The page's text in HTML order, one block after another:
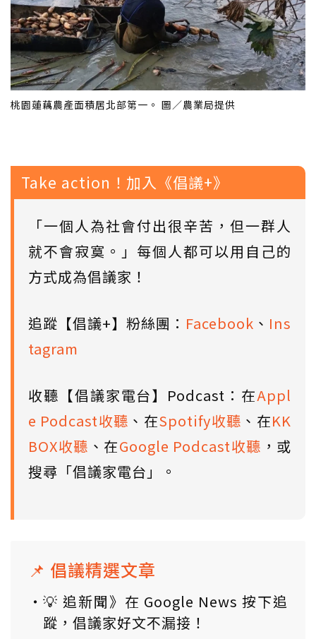
桃園蓮藕農產面積居北部第一。 圖／農業局提供
Take action！加入《倡議+》
「一個人為社會付出很辛苦，但一群人
就不會寂寞。」每個人都可以用自己的
方式成為倡議家！
追蹤【倡議+】粉絲團： Facebook 、 Ins
tagram
收聽【倡議家電台】Podcast：在Appl
e Podcast收聽 、在Spotify收聽 、在KK
BOX收聽 、在Google Podcast收聽 ，或
搜尋「倡議家電台」。
📌 倡議精選文章
💡 追新聞》在 Google News 按下追
蹤，倡議家好文不漏接！